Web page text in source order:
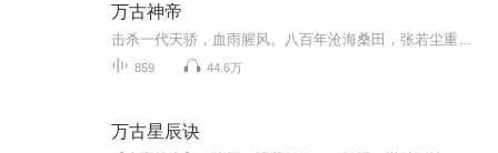
万古神帝
859 44.6万
万古星辰诀